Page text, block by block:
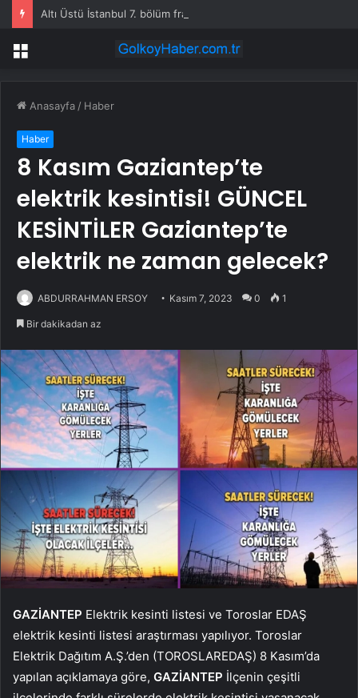
Altı Üstü İstanbul 7. bölüm fragmanı yayınlandı mı?
Menü
Anasayfa / Haber
Haber
8 Kasım Gaziantep’te
elektrik kesintisi! GÜNCEL
KESİNTİLER Gaziantep’te
elektrik ne zaman gelecek?
ABDURRAHMAN ERSOY Kasım 7, 2023 0 1
Bir dakikadan az
GAZİANTEP Elektrik kesinti listesi ve Toroslar EDAŞ
elektrik kesinti listesi araştırması yapılıyor. Toroslar
Elektrik Dağıtım A.Ş.’den (TOROSLAREDAŞ) 8 Kasım’da
yapılan açıklamaya göre, GAZİANTEP İlçenin çeşitli